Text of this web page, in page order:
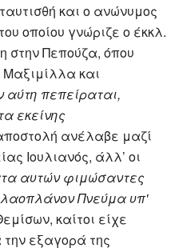
και ο ανώνυμος
οποίου γνώριζε ο έκκλ.
στην Πεπούζα, όπου
και
αύτη πεπείραται,
εκείνης
ανέλαβε μαζί
Ιουλιανός, άλλ’ οι
αυτών φιμώσαντες
λαοπλάνον Πνεύμα υπ'
καίτοι είχε
την εξαγορά της